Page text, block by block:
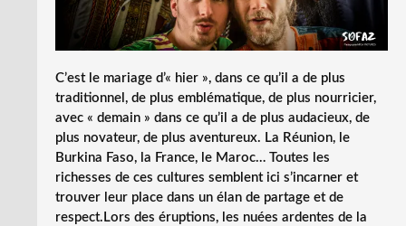
C’est le mariage d’« hier », dans ce qu’il a de plus
traditionnel, de plus emblématique, de plus nourricier,
avec « demain » dans ce qu’il a de plus audacieux, de
plus novateur, de plus aventureux. La Réunion, le
Burkina Faso, la France, le Maroc… Toutes les
richesses de ces cultures semblent ici s’incarner et
trouver leur place dans un élan de partage et de
respect.Lors des éruptions, les nuées ardentes de la